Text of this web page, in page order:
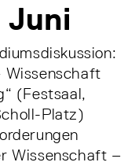
Wissenschaft
(Festsaal,
Platz)
Wissenschaft ‒